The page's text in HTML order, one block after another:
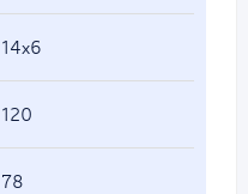
14x6
120
78